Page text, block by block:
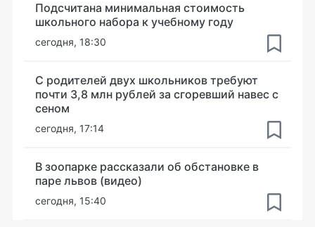
Подсчитана минимальная стоимость
школьного набора к учебному году
сегодня, 18:30
С родителей двух школьников требуют
почти 3,8 млн рублей за сгоревший навес с
сеном
сегодня, 17:14
В зоопарке рассказали об обстановке в
паре львов (видео)
сегодня, 15:40